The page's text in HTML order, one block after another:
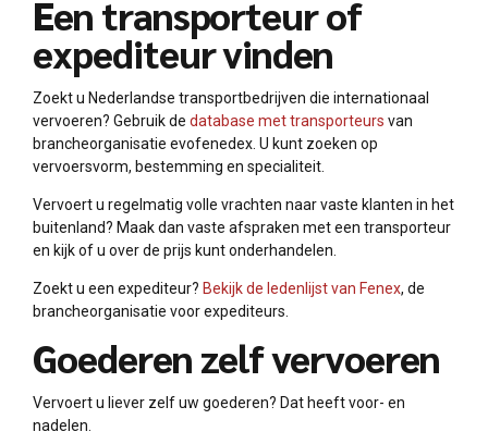
Een transporteur of
expediteur vinden
Zoekt u Nederlandse transportbedrijven die internationaal
vervoeren? Gebruik de database met transporteurs van
brancheorganisatie evofenedex. U kunt zoeken op
vervoersvorm, bestemming en specialiteit.
Vervoert u regelmatig volle vrachten naar vaste klanten in het
buitenland? Maak dan vaste afspraken met een transporteur
en kijk of u over de prijs kunt onderhandelen.
Zoekt u een expediteur? Bekijk de ledenlijst van Fenex, de
brancheorganisatie voor expediteurs.
Goederen zelf vervoeren
Vervoert u liever zelf uw goederen? Dat heeft voor- en
nadelen.